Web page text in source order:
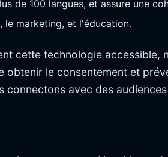
de 100 langues, et assure une
le marketing, et l'éducation.
cette technologie accessible,
le consentement et
avec des